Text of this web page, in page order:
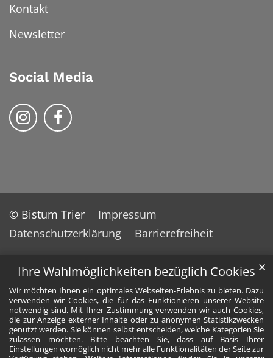
Ihre Wahlmöglichkeiten bezüglich Cookies
Wir möchten Ihnen ein optimales Webseiten-Erlebnis zu bieten. Dazu
verwenden wir Cookies, die für das Funktionieren unserer Website
notwendig sind. Mit Ihrer Zustimmung verwenden wir auch Cookies,
die zur Anzeige externer Inhalte oder zu anonymen Statistikzwecken
genutzt werden. Sie können selbst entscheiden, welche Kategorien Sie
zulassen möchten. Bitte beachten Sie, dass auf Basis Ihrer
Einstellungen womöglich nicht mehr alle Funktionalitäten der Seite zur
✕
Kontakt
Newsletter
Social Media
Bistum Trier auf Instragram
Bistum Trier auf Facebook
© Bistum Trier
Impressum
Datenschutzerklärung
Barrierefreiheit